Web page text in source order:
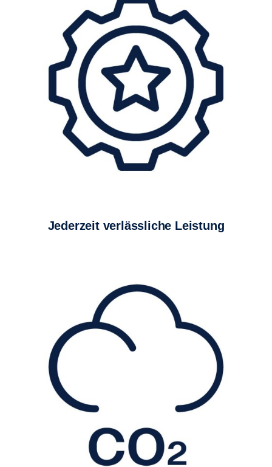
Jederzeit verlässliche Leistung